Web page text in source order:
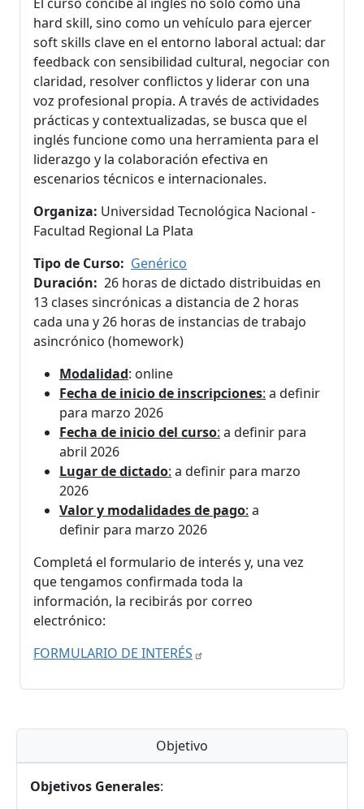
hard skill, sino como un vehículo para ejercer
soft skills clave en el entorno laboral actual: dar
feedback con sensibilidad cultural, negociar con
claridad, resolver conflictos y liderar con una
voz profesional propia. A través de actividades
prácticas y contextualizadas, se busca que el
inglés funcione como una herramienta para el
liderazgo y la colaboración efectiva en
escenarios técnicos e internacionales.
Organiza: Universidad Tecnológica Nacional -
Facultad Regional La Plata
Tipo de Curso
Genérico
Duración
26 horas de dictado distribuidas en
13 clases sincrónicas a distancia de 2 horas
cada una y 26 horas de instancias de trabajo
asincrónico (homework)
Modalidad: online
Fecha de inicio de inscripciones: a definir
para marzo 2026
Fecha de inicio del curso: a definir para
abril 2026
Lugar de dictado: a definir para marzo
2026
Valor y modalidades de pago: a
definir para marzo 2026
Completá el formulario de interés y, una vez
que tengamos confirmada toda la
información, la recibirás por correo
electrónico:
FORMULARIO DE INTERÉS
Objetivo
Objetivos Generales: